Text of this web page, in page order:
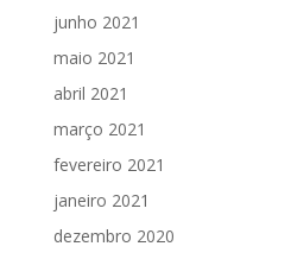
junho 2021
maio 2021
abril 2021
março 2021
fevereiro 2021
janeiro 2021
dezembro 2020